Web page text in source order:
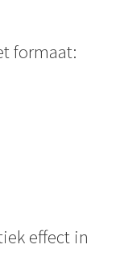
formaat:
effect in